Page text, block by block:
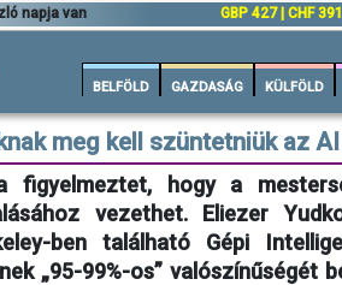
napja van GBP 427 | CHF
BELFÖLD GAZDASÁG KÜLFÖLD
meg kell szüntetniük az
figyelmeztet, hogy a
vezethet. Eliezer
ben található Gépi
„95-99%-os” valószínűségét